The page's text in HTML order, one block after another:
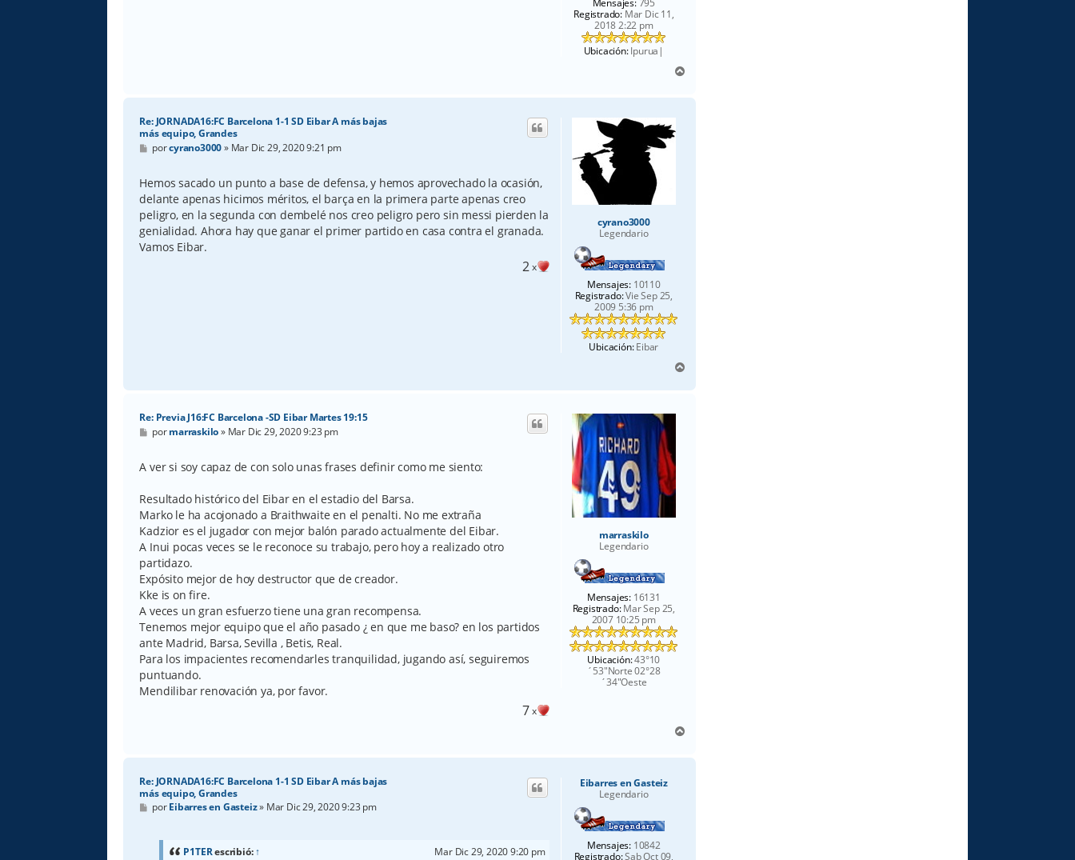
Mensajes:795
Registrado:Mar Dic 11,
2018 2:22 pm
Ubicación:Ipurua|
r
cyrano3000
Legendario
Mensajes: 10110
Registrado:Vie Sep 25,
2009 5:36 pm
Ubicación:Eibar
Re: JORNADA16:FC Barcelona 1-1 SD Eibar A más bajas
más equipo, Grandes
M
e
s
a
j
e
porcyrano3000» Mar Dic 29, 2020 9:21 pm
Hemos sacado un punto a base de defensa, y hemos aprovechado la ocasión,
delante apenas hicimos méritos, el barça en la primera parte apenas creo
peligro, en la segunda con dembelé nos creo peligro pero sin messi pierden la
genialidad. Ahora hay que ganar el primer partido en casa contra el granada.
Vamos Eibar.
2x
r
marraskilo
Legendario
Mensajes: 16131
Registrado:Mar Sep 25,
2007 10:25 pm
Ubicación:43°10
´53"Norte 02°28
´34"Oeste
Re: Previa J16:FC Barcelona -SD Eibar Martes 19:15
M
e
s
a
e
pormarraskilo» Mar Dic 29, 2020 9:23 pm
A ver si soy capaz de con solo unas frases definir como me siento:
Resultado histórico del Eibar en el estadio del Barsa.
Marko le ha acojonado a Braithwaite en el penalti. No me extraña
Kadzior es el jugador con mejor balón parado actualmente del Eibar.
A Inui pocas veces se le reconoce su trabajo, pero hoy a realizado otro
partidazo.
Expósito mejor de hoy destructor que de creador.
Kke is on fire.
A veces un gran esfuerzo tiene una gran recompensa.
Tenemos mejor equipo que el año pasado ¿ en que me baso? en los partidos
ante Madrid, Barsa, Sevilla , Betis, Real.
Para los impacientes recomendarles tranquilidad, jugando así, seguiremos
puntuando.
Mendilibar renovación ya, por favor.
7x
r
Eibarres en Gasteiz
Legendario
Mensajes: 10842
Registrado:Sab Oct 09,
Re: JORNADA16:FC Barcelona 1-1 SD Eibar A más bajas
más equipo, Grandes
M
e
porEibarres en Gasteiz» Mar Dic 29, 2020 9:23 pm
P1TERescribió:↑ Mar Dic 29, 2020 9:20 pm